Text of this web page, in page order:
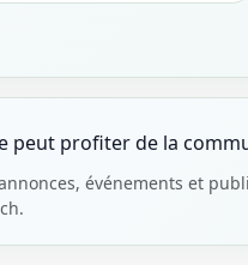
peut profiter de la
événements et